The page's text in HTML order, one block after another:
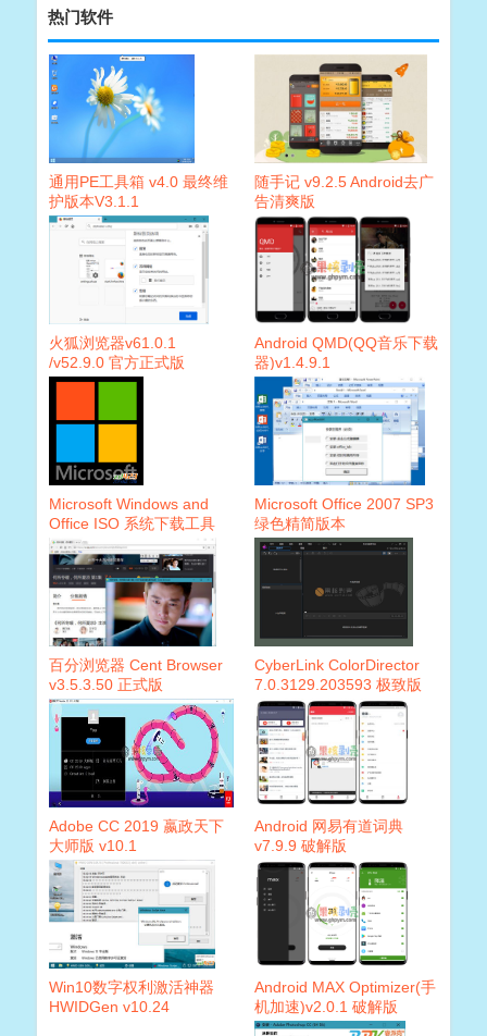
热门软件
通用PE工具箱 v4.0 最终维
护版本V3.1.1
随手记 v9.2.5 Android去广
告清爽版
火狐浏览器v61.0.1
/v52.9.0 官方正式版
Android QMD(QQ音乐下载
器)v1.4.9.1
Microsoft Windows and
Office ISO 系统下载工具
6.10
Microsoft Office 2007 SP3
绿色精简版本
百分浏览器 Cent Browser
v3.5.3.50 正式版
CyberLink ColorDirector
7.0.3129.203593 极致版
Adobe CC 2019 嬴政天下
大师版 v10.1
Android 网易有道词典
v7.9.9 破解版
Win10数字权利激活神器
HWIDGen v10.24
Android MAX Optimizer(手
机加速)v2.0.1 破解版